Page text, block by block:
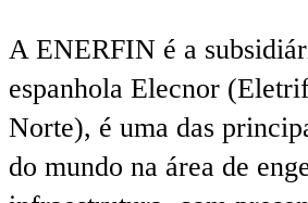
A ENERFIN é a
espanhola Elecnor
Norte), é uma das
do mundo na área de